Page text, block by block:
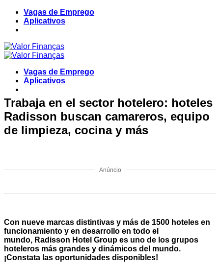
Skip
content
Vagas de Emprego
Aplicativos
Vagas de Emprego
Aplicativos
Trabaja en el sector hotelero: hoteles
Radisson buscan camareros, equipo
de limpieza, cocina y más
Anúncio
Con nueve marcas distintivas y más de 1500 hoteles en
funcionamiento y en desarrollo en todo el
mundo, Radisson Hotel Group es uno de los grupos
hoteleros más grandes y dinámicos del mundo.
¡Constata las oportunidades disponibles!